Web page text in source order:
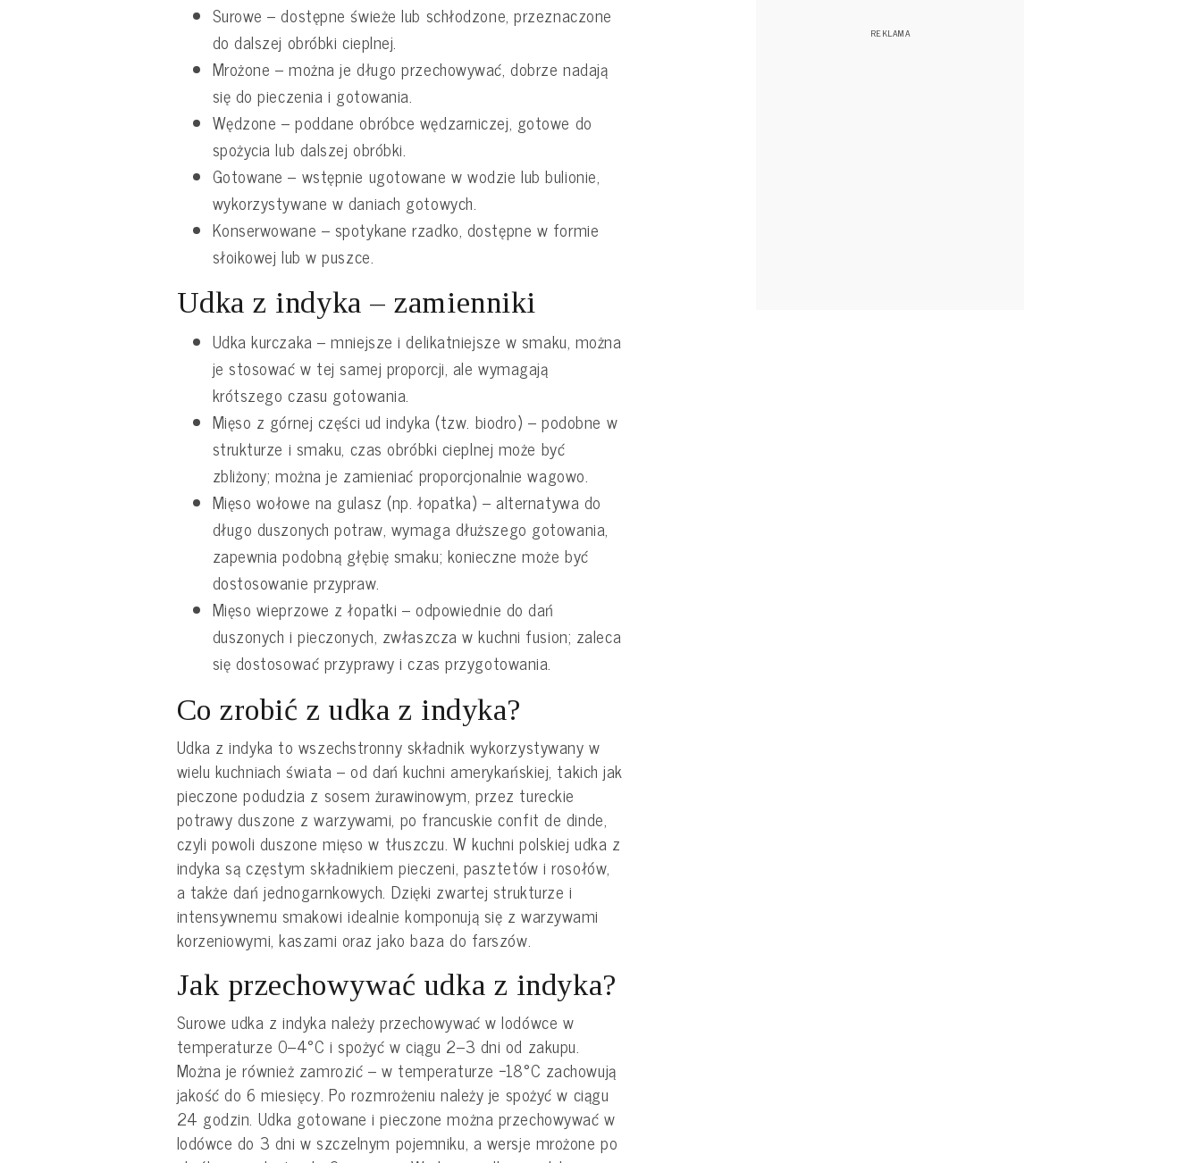
Surowe – dostępne świeże lub schłodzone, przeznaczone
do dalszej obróbki cieplnej.
Mrożone – można je długo przechowywać, dobrze nadają
się do pieczenia i gotowania.
Wędzone – poddane obróbce wędzarniczej, gotowe do
spożycia lub dalszej obróbki.
Gotowane – wstępnie ugotowane w wodzie lub bulionie,
wykorzystywane w daniach gotowych.
Konserwowane – spotykane rzadko, dostępne w formie
słoikowej lub w puszce.
Udka z indyka – zamienniki
Udka kurczaka – mniejsze i delikatniejsze w smaku, można
je stosować w tej samej proporcji, ale wymagają
krótszego czasu gotowania.
Mięso z górnej części ud indyka (tzw. biodro) – podobne w
strukturze i smaku, czas obróbki cieplnej może być
zbliżony; można je zamieniać proporcjonalnie wagowo.
Mięso wołowe na gulasz (np. łopatka) – alternatywa do
długo duszonych potraw, wymaga dłuższego gotowania,
zapewnia podobną głębię smaku; konieczne może być
dostosowanie przypraw.
Mięso wieprzowe z łopatki – odpowiednie do dań
duszonych i pieczonych, zwłaszcza w kuchni fusion; zaleca
się dostosować przyprawy i czas przygotowania.
Co zrobić z udka z indyka?
Udka z indyka to wszechstronny składnik wykorzystywany w
wielu kuchniach świata – od dań kuchni amerykańskiej, takich jak
pieczone podudzia z sosem żurawinowym, przez tureckie
potrawy duszone z warzywami, po francuskie confit de dinde,
czyli powoli duszone mięso w tłuszczu. W kuchni polskiej udka z
indyka są częstym składnikiem pieczeni, pasztetów i rosołów,
a także dań jednogarnkowych. Dzięki zwartej strukturze i
intensywnemu smakowi idealnie komponują się z warzywami
korzeniowymi, kaszami oraz jako baza do farszów.
Jak przechowywać udka z indyka?
Surowe udka z indyka należy przechowywać w lodówce w
temperaturze 0–4°C i spożyć w ciągu 2–3 dni od zakupu.
Można je również zamrozić – w temperaturze −18°C zachowują
jakość do 6 miesięcy. Po rozmrożeniu należy je spożyć w ciągu
24 godzin. Udka gotowane i pieczone można przechowywać w
lodówce do 3 dni w szczelnym pojemniku, a wersje mrożone po